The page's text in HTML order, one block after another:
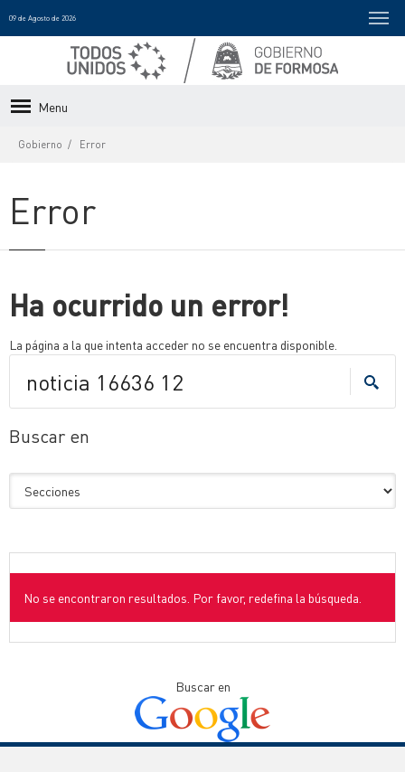
09 de Agosto de 2026
Menu
Gobierno Error
Error
Ha ocurrido un error!
La página a la que intenta acceder no se encuentra disponible.
Buscar en
No se encontraron resultados. Por favor, redefina la búsqueda.
Buscar en